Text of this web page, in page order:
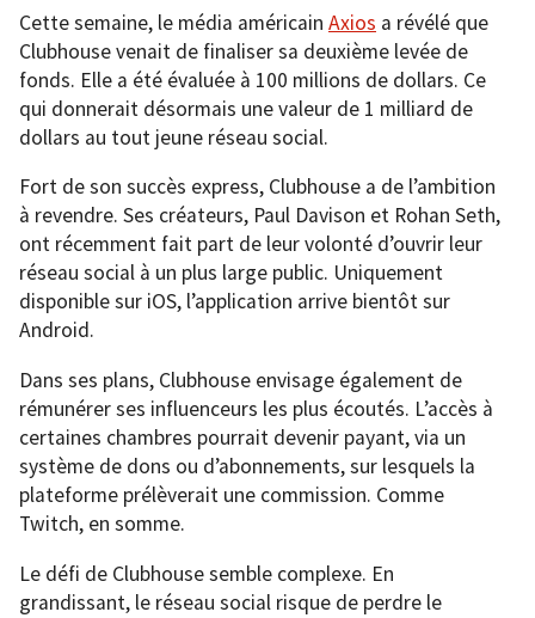
Cette semaine, le média américain Axios a révélé que
Clubhouse venait de finaliser sa deuxième levée de
fonds. Elle a été évaluée à 100 millions de dollars. Ce
qui donnerait désormais une valeur de 1 milliard de
dollars au tout jeune réseau social.
Fort de son succès express, Clubhouse a de l’ambition
à revendre. Ses créateurs, Paul Davison et Rohan Seth,
ont récemment fait part de leur volonté d’ouvrir leur
réseau social à un plus large public. Uniquement
disponible sur iOS, l’application arrive bientôt sur
Android.
Dans ses plans, Clubhouse envisage également de
rémunérer ses influenceurs les plus écoutés. L’accès à
certaines chambres pourrait devenir payant, via un
système de dons ou d’abonnements, sur lesquels la
plateforme prélèverait une commission. Comme
Twitch, en somme.
Le défi de Clubhouse semble complexe. En
grandissant, le réseau social risque de perdre le